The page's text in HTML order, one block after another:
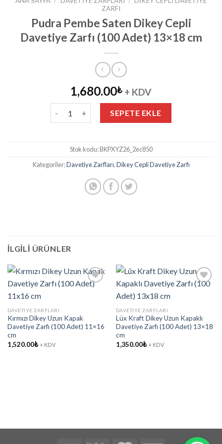
ZARFI
Pudra Pembe Saten Dikey Cepli
Davetiye Zarfı (100 Adet) 13×18 cm
1,680.00₺ + KDV
SEPETE EKLE
Stok kodu:BKPXYZ26_2ec850
Kategoriler:Davetiye Zarfları,Dikey Cepli Davetiye Zarfı
İLGILI ÜRÜNLER
DAVETIYE ZARFLARI
Kırmızı Dikey Uzun Kapak
Davetiye Zarfı (100 Adet) 11×16
cm
1,520.00₺ + KDV
DAVETIYE ZARFLARI
Lüx Kraft Dikey Uzun Kapaklı
Davetiye Zarfı (100 Adet) 13×18
cm
1,350.00₺ + KDV